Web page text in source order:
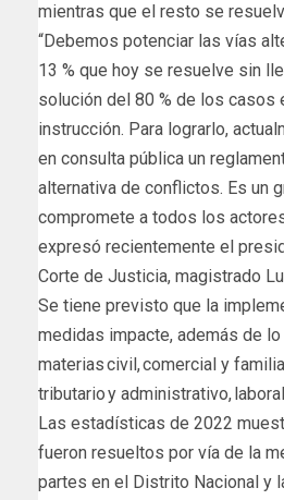
mientras que el resto se
“Debemos potenciar las vías
13 % que hoy se resuelve sin
solución del 80 % de los casos
instrucción. Para lograrlo,
en consulta pública un
alternativa de conflictos. Es un
compromete a todos los
expresó recientemente el
Corte de Justicia, magistrado
Se tiene previsto que la
medidas impacte, además de lo
materias civil, comercial y
tributario y administrativo,
Las estadísticas de 2022
fueron resueltos por vía de la
partes en el Distrito Nacional y